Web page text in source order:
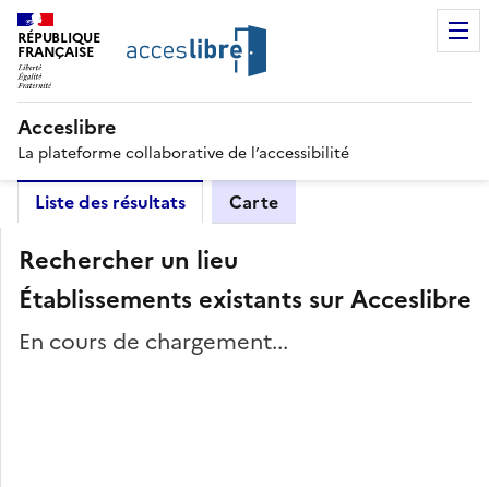
RÉPUBLIQUE
FRANÇAISE
Acceslibre
La plateforme collaborative de l’accessibilité
Liste des résultats Carte
Rechercher un lieu
Établissements existants sur Acceslibre
En cours de chargement...